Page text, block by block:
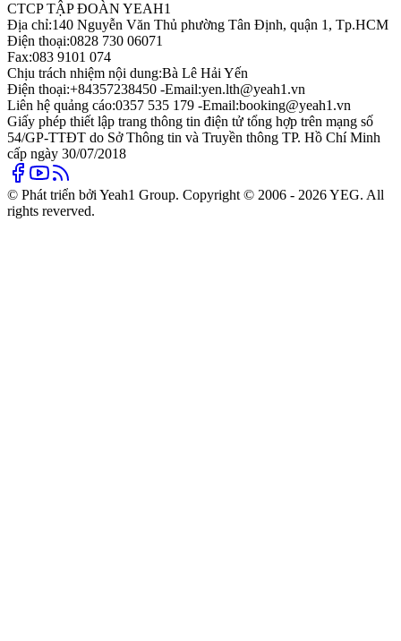
CTCP TẬP ĐOÀN YEAH1
Địa chỉ:140 Nguyễn Văn Thủ phường Tân Định, quận 1, Tp.HCM
Điện thoại:0828 730 06071
Fax:083 9101 074
Chịu trách nhiệm nội dung:Bà Lê Hải Yến
Điện thoại:+84357238450 -Email:yen.lth@yeah1.vn
Liên hệ quảng cáo:0357 535 179 -Email:booking@yeah1.vn
Giấy phép thiết lập trang thông tin điện tử tổng hợp trên mạng số
54/GP-TTĐT do Sở Thông tin và Truyền thông TP. Hồ Chí Minh
cấp ngày 30/07/2018
© Phát triển bởi Yeah1 Group. Copyright © 2006 - 2026 YEG. All
rights reverved.